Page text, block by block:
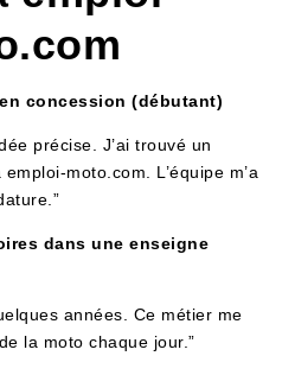
concession (débutant)
précise. J’ai trouvé un
moto.com. L’équipe m’a
dans une enseigne
années. Ce métier me
la moto chaque jour.”